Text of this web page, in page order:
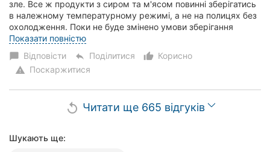
зле. Все ж продукти з сиром та м'ясом повинні зберігатись
в належному температурному режимі, а не на полицях без
охолодження. Поки не буде змінено умови зберігання
продуктів, категорично не...
Показати повністю
chat_bubble Відповісти reply Поділитися thumb_up_alt
Корисно
warning Поскаржитися
replay Читати ще 665 відгуків
Шукають ще: